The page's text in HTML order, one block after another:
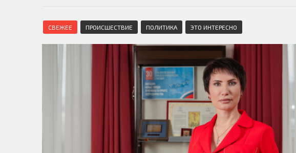
СВЕЖЕЕ ПРОИСШЕСТВИЕ ПОЛИТИКА ЭТО ИНТЕРЕСНО